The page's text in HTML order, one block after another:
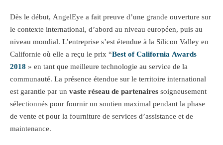
Dès le début, AngelEye a fait preuve d’une grande ouverture sur
le contexte international, d’abord au niveau européen, puis au
niveau mondial. L’entreprise s’est étendue à la Silicon Valley en
Californie où elle a reçu le prix “Best of California Awards
2018 » en tant que meilleure technologie au service de la
communauté. La présence étendue sur le territoire international
est garantie par un vaste réseau de partenaires soigneusement
sélectionnés pour fournir un soutien maximal pendant la phase
de vente et pour la fourniture de services d’assistance et de
maintenance.